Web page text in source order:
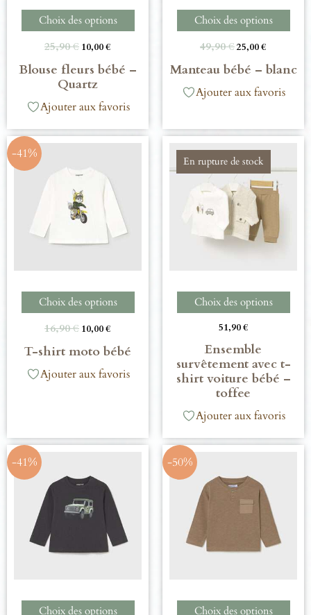
Choix des options
25,90€ 10,00€
Blouse fleurs bébé –
Quartz
Ajouter aux favoris
Choix des options
49,90€25,00€
Manteau bébé – blanc
Ajouter aux favoris
-41%
Choix des options
16,90€ 10,00€
T-shirt moto bébé
Ajouter aux favoris
En rupture de stock
Choix des options
51,90€
Ensemble
survêtement avec t-
shirt voiture bébé –
toffee
Ajouter aux favoris
-41%
Choix des options
-50%
Choix des options